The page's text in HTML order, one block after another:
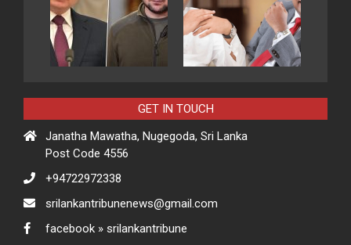
GET IN TOUCH
Janatha Mawatha, Nugegoda, Sri Lanka
Post Code 4556
+94722972338
srilankantribunenews@gmail.com
facebook » srilankantribune